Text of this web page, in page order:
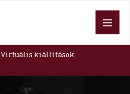
Virtuális kiállítások